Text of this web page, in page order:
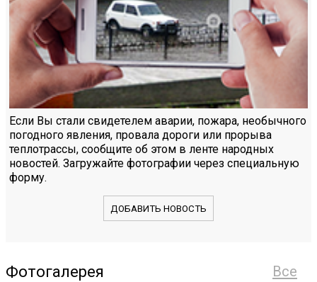
Если Вы стали свидетелем аварии, пожара, необычного
погодного явления, провала дороги или прорыва
теплотрассы, сообщите об этом в ленте народных
новостей. Загружайте фотографии через специальную
форму.
ДОБАВИТЬ НОВОСТЬ
Все
Фотогалерея